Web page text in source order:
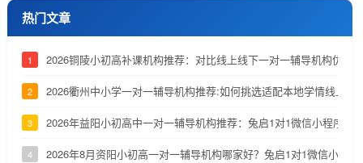
热门文章
1 2026铜陵小初高补课机构推荐：对比线上线下一对一辅导机构优劣
2 2026衢州中小学一对一辅导机构推荐:如何挑选适配本地学情线上补
3 2026年益阳小初高中一对一辅导机构推荐：兔启1对1微信小程序深
4 2026年8月资阳小初高一对一辅导机构哪家好？兔启1对1微信小程